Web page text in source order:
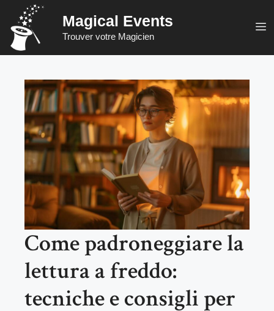
contenuto
Magical Events
Trouver votre Magicien
Come padroneggiare la
lettura a freddo:
tecniche e consigli per